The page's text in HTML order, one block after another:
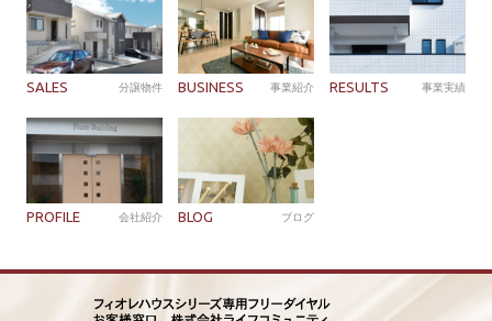
SALES 分譲物件 BUSINESS 事業紹介 RESULTS 事業実績
PROFILE 会社紹介 BLOG ブログ